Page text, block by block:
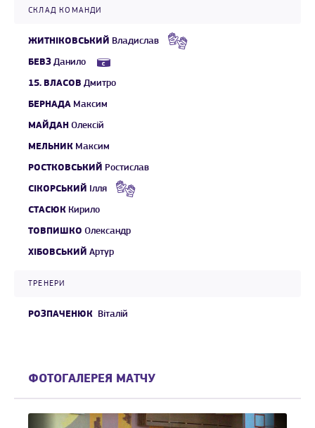
СКЛАД КОМАНДИ
ЖИТНІКОВСЬКИЙ Владислав
БЕВЗ Данило
15. ВЛАСОВ Дмитро
БЕРНАДА Максим
МАЙДАН Олексій
МЕЛЬНИК Максим
РОСТКОВСЬКИЙ Ростислав
СІКОРСЬКИЙ Ілля
СТАСЮК Кирило
ТОВПИШКО Олександр
ХІБОВСЬКИЙ Артур
ТРЕНЕРИ
РОЗПАЧЕНЮК Віталій
ФОТОГАЛЕРЕЯ МАТЧУ